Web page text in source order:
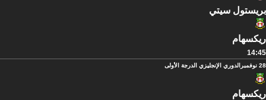
بريستول سيتي
ريكسهام
14:45
28 نوفمبر الدوري الإنجليزي الدرجة الأولى
ريكسهام